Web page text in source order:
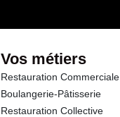
Vos métiers
Restauration Commerciale
Boulangerie-Pâtisserie
Restauration Collective